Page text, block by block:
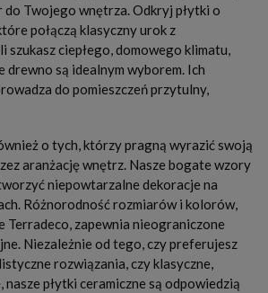
Twojego wnętrza. Odkryj płytki o
połączą klasyczny urok z
szukasz ciepłego, domowego klimatu,
drewno są idealnym wyborem. Ich
do pomieszczeń przytulny,
o tych, którzy pragną wyrazić swoją
aranżację wnętrz. Nasze bogate wzory
niepowtarzalne dekoracje na
Różnorodność rozmiarów i kolorów,
Terradeco, zapewnia nieograniczone
Niezależnie od tego, czy preferujesz
rozwiązania, czy klasyczne,
płytki ceramiczne są odpowiedzią